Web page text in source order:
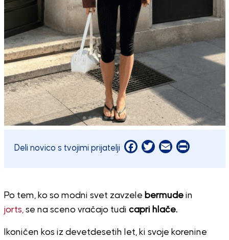
Deli novico s tvojimi prijatelji Facebook
Twitter
EmailPrint
Po tem, ko so modni svet zavzele bermudein
jorts, se na sceno vračajo tudi capri hlače.
Ikoničen kos iz devetdesetih let, ki svoje korenine